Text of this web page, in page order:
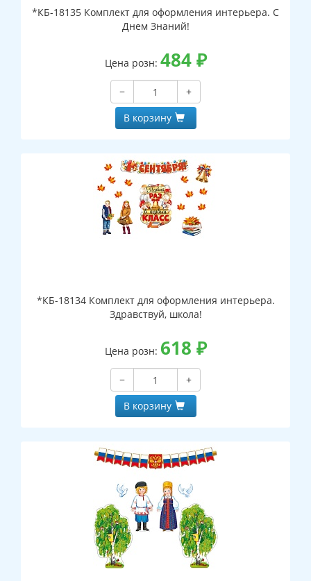
*КБ-18135 Комплект для оформления интерьера. С
Днем Знаний!
Цена розн: 484₽
−
+
В корзину
*КБ-18134 Комплект для оформления интерьера.
Здравствуй, школа!
Цена розн: 618 ₽
−
+
В корзину